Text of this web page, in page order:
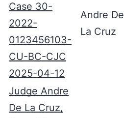
Case 30-
2022-
0123456103-
CU-BC-CJC
2025-04-12
Andre De
La Cruz
Judge Andre
De La Cruz,